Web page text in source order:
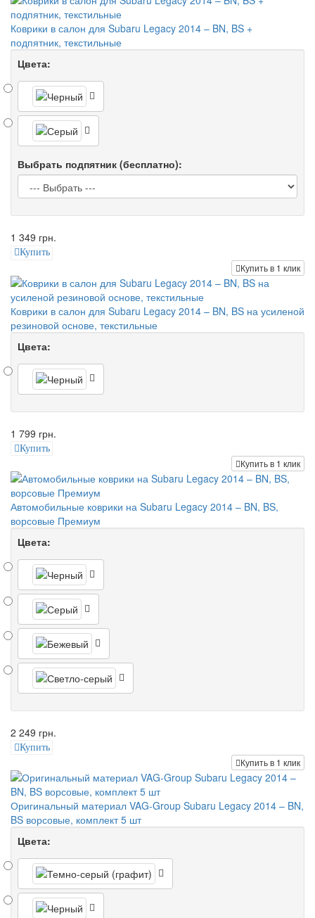
Коврики в салон для Subaru Legacy 2014 – BN, BS +
подпятник, текстильные
Цвета:
Выбрать подпятник (бесплатно):
1 349 грн.
Купить
Купить в 1 клик
Коврики в салон для Subaru Legacy 2014 – BN, BS на усиленой
резиновой основе, текстильные
Цвета:
1 799 грн.
Купить
Купить в 1 клик
Автомобильные коврики на Subaru Legacy 2014 – BN, BS,
ворсовые Премиум
Цвета:
2 249 грн.
Купить
Купить в 1 клик
Оригинальный материал VAG-Group Subaru Legacy 2014 – BN,
BS ворсовые, комплект 5 шт
Цвета: